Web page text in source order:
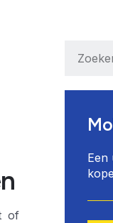
of
Een